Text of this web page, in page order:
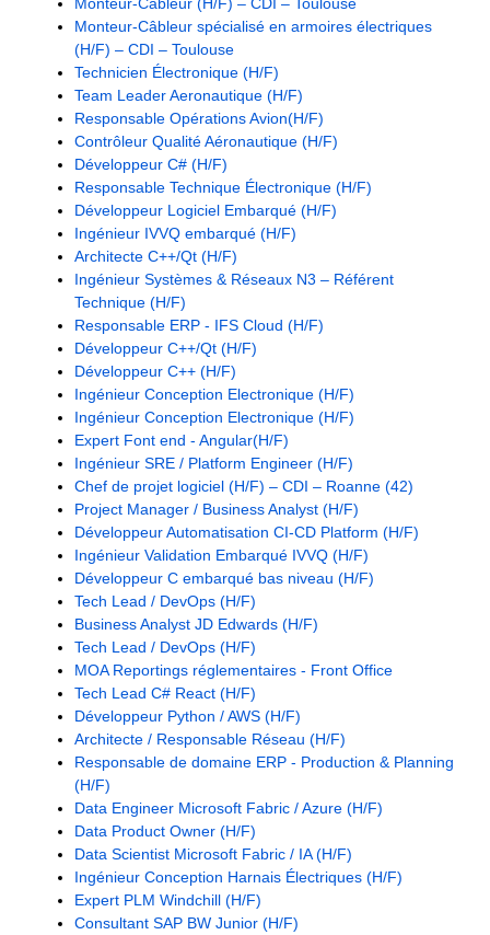
Monteur-Câbleur spécialisé en armoires électriques
(H/F) – CDI – Toulouse
Technicien Électronique (H/F)
Team Leader Aeronautique (H/F)
Responsable Opérations Avion(H/F)
Contrôleur Qualité Aéronautique (H/F)
Développeur C# (H/F)
Responsable Technique Électronique (H/F)
Développeur Logiciel Embarqué (H/F)
Ingénieur IVVQ embarqué (H/F)
Architecte C++/Qt (H/F)
Ingénieur Systèmes & Réseaux N3 – Référent
Technique (H/F)
Responsable ERP - IFS Cloud (H/F)
Développeur C++/Qt (H/F)
Développeur C++ (H/F)
Ingénieur Conception Electronique (H/F)
Ingénieur Conception Electronique (H/F)
Expert Font end - Angular(H/F)
Ingénieur SRE / Platform Engineer (H/F)
Chef de projet logiciel (H/F) – CDI – Roanne (42)
Project Manager / Business Analyst (H/F)
Développeur Automatisation CI-CD Platform (H/F)
Ingénieur Validation Embarqué IVVQ (H/F)
Développeur C embarqué bas niveau (H/F)
Tech Lead / DevOps (H/F)
Business Analyst JD Edwards (H/F)
Tech Lead / DevOps (H/F)
MOA Reportings réglementaires - Front Office
Tech Lead C# React (H/F)
Développeur Python / AWS (H/F)
Architecte / Responsable Réseau (H/F)
Responsable de domaine ERP - Production & Planning
(H/F)
Data Engineer Microsoft Fabric / Azure (H/F)
Data Product Owner (H/F)
Data Scientist Microsoft Fabric / IA (H/F)
Ingénieur Conception Harnais Électriques (H/F)
Expert PLM Windchill (H/F)
Consultant SAP BW Junior (H/F)